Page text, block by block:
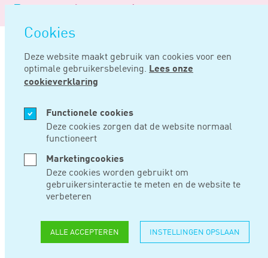
overslaan
Cookies
Deze website maakt gebruik van cookies voor een
optimale gebruikersbeleving. Lees onze
cookieverklaring
Functionele cookies
Deze cookies zorgen dat de website normaal
functioneert
Marketingcookies
Deze cookies worden gebruikt om
gebruikersinteractie te meten en de website te
verbeteren
ALLE ACCEPTEREN INSTELLINGEN OPSLAAN
Logo
Noord
Negentig
Home Nieuws Internetconsultatie wijziging wfsv
FEB 25, 2020
WIJZIGING WFSV
heeft een internetconsultaties gepubliceerd voor het
wetsvoorstel wijziging Wfsv. Met dit wetsvoorstel komt